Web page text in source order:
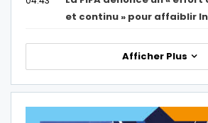
et continu » pour affaiblir
Afficher Plus